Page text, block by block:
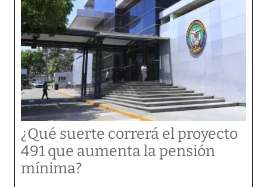
¿Qué suerte correrá el proyecto
491 que aumenta la pensión
mínima?